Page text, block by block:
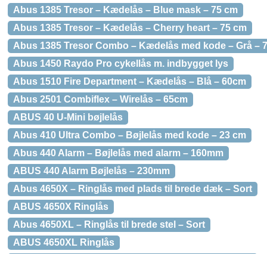
Abus 1385 Tresor – Kædelås – Blue mask – 75 cm
Abus 1385 Tresor – Kædelås – Cherry heart – 75 cm
Abus 1385 Tresor Combo – Kædelås med kode – Grå –
Abus 1450 Raydo Pro cykellås m. indbygget lys
Abus 1510 Fire Department – Kædelås – Blå – 60cm
Abus 2501 Combiflex – Wirelås – 65cm
ABUS 40 U-Mini bøjlelås
Abus 410 Ultra Combo – Bøjlelås med kode – 23 cm
Abus 440 Alarm – Bøjlelås med alarm – 160mm
ABUS 440 Alarm Bøjlelås – 230mm
Abus 4650X – Ringlås med plads til brede dæk – Sort
ABUS 4650X Ringlås
Abus 4650XL – Ringlås til brede stel – Sort
ABUS 4650XL Ringlås